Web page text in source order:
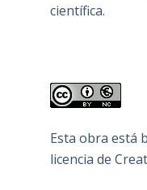
científica.
Esta obra está
licencia de